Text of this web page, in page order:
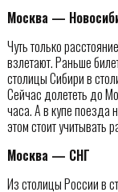
Москва —
Чуть только
взлетают. Раньше
столицы Сибири в
Сейчас долететь до
часа. А в купе поезда
этом стоит учитывать
Москва — СНГ
Из столицы России в